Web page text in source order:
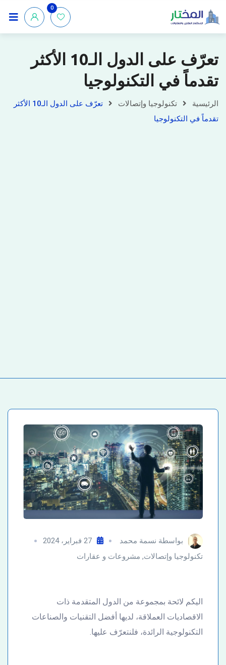
0
تعرّف على الدول الـ10 الأكثر
تقدماً في التكنولوجيا
الرئيسية تكنولوجيا وإتصالات
تعرّف على الدول الـ10 الأكثر
تقدماً في التكنولوجيا
بواسطة نسمة محمد
27 فبراير، 2024
تكنولوجيا وإتصالات, مشروعات و عقارات
اليكم لائحة بمجموعة من الدول المتقدمة ذات
الاقصاديات العملاقة، لديها أفضل التقنيات والصناعات
التكنولوجية الرائدة، فلنتعرّف عليها.